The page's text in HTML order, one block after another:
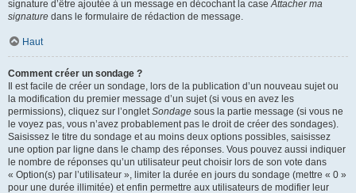
signature d’être ajoutée à un message en décochant la caseAttacher ma
signature dans le formulaire de rédaction de message.
Haut
Comment créer un sondage ?
Il est facile de créer un sondage, lors de la publication d’un nouveau sujet ou
la modification du premier message d’un sujet (si vous en avez les
permissions), cliquez sur l’ongletSondage sous la partie message (si vous ne
le voyez pas, vous n’avez probablement pas le droit de créer des sondages).
Saisissez le titre du sondage et au moins deux options possibles, saisissez
une option par ligne dans le champ des réponses. Vous pouvez aussi indiquer
le nombre de réponses qu’un utilisateur peut choisir lors de son vote dans
« Option(s) par l’utilisateur », limiter la durée en jours du sondage (mettre « 0 »
pour une durée illimitée) et enfin permettre aux utilisateurs de modifier leur